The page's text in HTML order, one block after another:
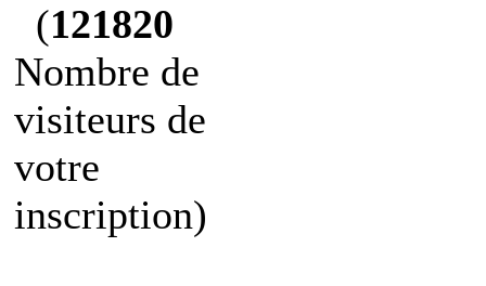
(121820
Nombre de
visiteurs de
votre
inscription)